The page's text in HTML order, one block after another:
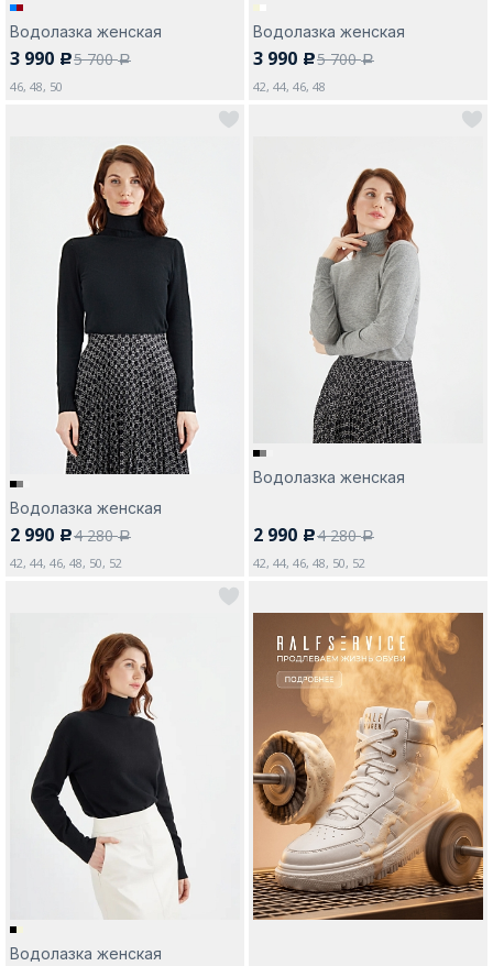
Водолазка женская
3 990 c5 700a
46, 48, 50
Водолазка женская
3 990 c5 700a
42, 44, 46, 48
Водолазка женская
2 990 c4 280a
42, 44, 46, 48, 50, 52
Водолазка женская
2 990 c4 280a
42, 44, 46, 48, 50, 52
Водолазка женская